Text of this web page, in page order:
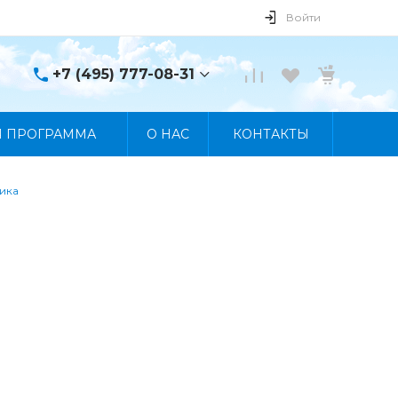
Войти
+7 (495) 777-08-31
+7 (495) 777-08-31
ПРОГРАММА О НАС КОНТАКТЫ